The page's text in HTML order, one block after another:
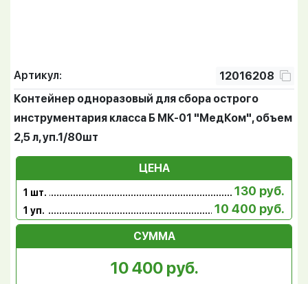
Артикул:
12016208
Контейнер одноразовый для сбора острого
инструментария класса Б МК-01 "МедКом", объем
2,5 л, уп.1/80шт
ЦЕНА
1 шт. 130 руб.
1 уп. 10 400 руб.
СУММА
10 400 руб.